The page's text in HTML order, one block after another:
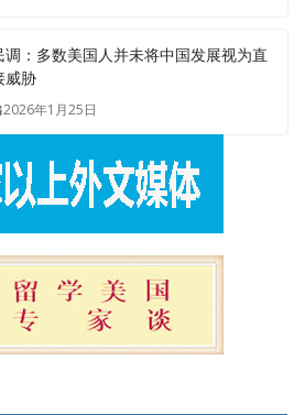
调：多数美国人并未将中国发展视为直
威胁
2026年1月25日